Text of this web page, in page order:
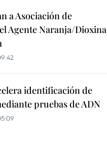
a Asociación de
Agente Naranja/Dioxina
identificación de
pruebas de ADN